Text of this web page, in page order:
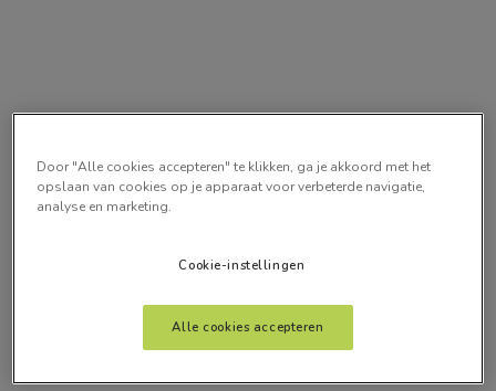
Door "Alle cookies accepteren" te klikken, ga je akkoord met het
opslaan van cookies op je apparaat voor verbeterde navigatie,
analyse en marketing.
Cookie-instellingen
Alle cookies accepteren